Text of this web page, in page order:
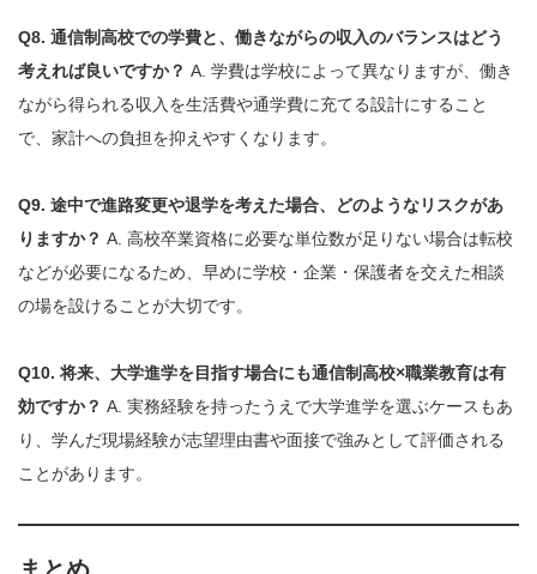
Q8. 通信制高校での学費と、働きながらの収入のバランスはどう
考えれば良いですか？ A. 学費は学校によって異なりますが、働き
ながら得られる収入を生活費や通学費に充てる設計にすること
で、家計への負担を抑えやすくなります。
Q9. 途中で進路変更や退学を考えた場合、どのようなリスクがあ
りますか？ A. 高校卒業資格に必要な単位数が足りない場合は転校
などが必要になるため、早めに学校・企業・保護者を交えた相談
の場を設けることが大切です。
Q10. 将来、大学進学を目指す場合にも通信制高校×職業教育は有
効ですか？ A. 実務経験を持ったうえで大学進学を選ぶケースもあ
り、学んだ現場経験が志望理由書や面接で強みとして評価される
ことがあります。